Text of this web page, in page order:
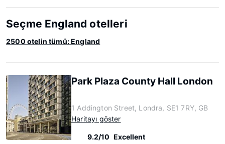
Seçme England otelleri
2500 otelin tümü: England
Park Plaza County Hall London
1 Addington Street, Londra, SE1 7RY, GB
Haritayı göster
9.2/10 Excellent